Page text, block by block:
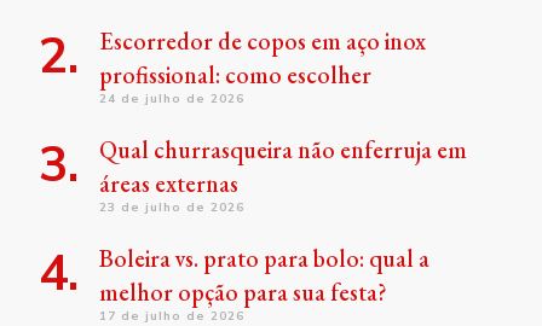
Escorredor de copos em aço inox
profissional: como escolher
24 de julho de 2026
Qual churrasqueira não enferruja em
áreas externas
23 de julho de 2026
Boleira vs. prato para bolo: qual a
melhor opção para sua festa?
17 de julho de 2026